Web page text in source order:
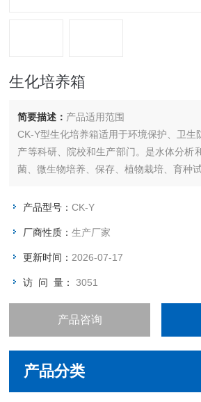
生化培养箱
简要描述： 产品适用范围
CK-Y型生化培养箱适用于环境保护、卫生
产等科研、院校和生产部门。是水体分析
菌、微生物培养、保存、植物栽培、育种
产品型号：CK-Y
厂商性质：生产厂家
更新时间： 2026-07-17
访 问 量：3051
产品咨询
产品分类